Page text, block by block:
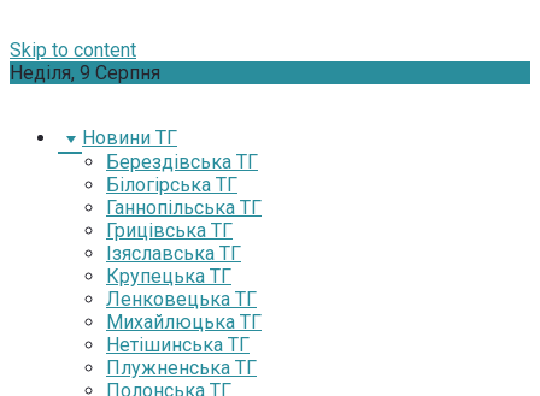
Skip to content
Неділя, 9 Серпня
Новини ТГ
Берездівська ТГ
Білогірська ТГ
Ганнопільська ТГ
Грицівська ТГ
Ізяславська ТГ
Крупецька ТГ
Ленковецька ТГ
Михайлюцька ТГ
Нетішинська ТГ
Плужненська ТГ
Полонська ТГ